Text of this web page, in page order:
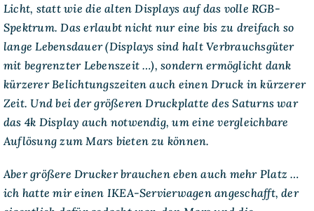
Licht, statt wie die alten Displays auf das volle RGB-
Spektrum. Das erlaubt nicht nur eine bis zu dreifach so
lange Lebensdauer (Displays sind halt Verbrauchsgüter
mit begrenzter Lebenszeit …), sondern ermöglicht dank
kürzerer Belichtungszeiten auch einen Druck in kürzerer
Zeit. Und bei der größeren Druckplatte des Saturns war
das 4k Display auch notwendig, um eine vergleichbare
Auflösung zum Mars bieten zu können.
Aber größere Drucker brauchen eben auch mehr Platz …
ich hatte mir einen IKEA-Servierwagen angeschafft, der